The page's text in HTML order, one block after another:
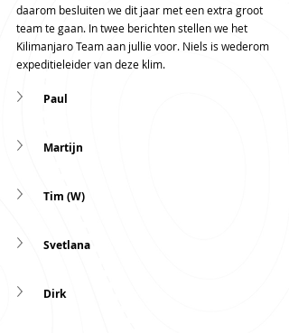
daarom besluiten we dit jaar met een extra groot
team te gaan. In twee berichten stellen we het
Kilimanjaro Team aan jullie voor. Niels is wederom
expeditieleider van deze klim.
Paul
Martijn
Tim (W)
Svetlana
Dirk